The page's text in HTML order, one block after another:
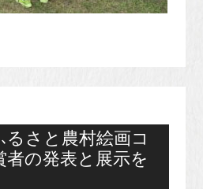
さと農村絵画コ
の発表と展示を